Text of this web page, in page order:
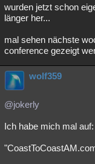
wurden jetzt schon
länger her...
mal sehen nächste
conference gezeigt
wolf359
@jokerly
Ich habe mich mal auf: